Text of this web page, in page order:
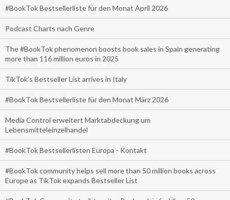
#BookTok Bestsellerliste für den Monat April 2026
Podcast Charts nach Genre
The #BookTok phenomenon boosts book sales in Spain generating
more than 116 million euros in 2025
TikTok’s Bestseller List arrives in Italy
#BookTok Bestsellerliste für den Monat März 2026
Media Control erweitert Marktabdeckung um
Lebensmitteleinzelhandel
#BookTok Bestsellerlisten Europa - Kontakt
#BookTok community helps sell more than 50 million books across
Europe as TikTok expands Bestseller List